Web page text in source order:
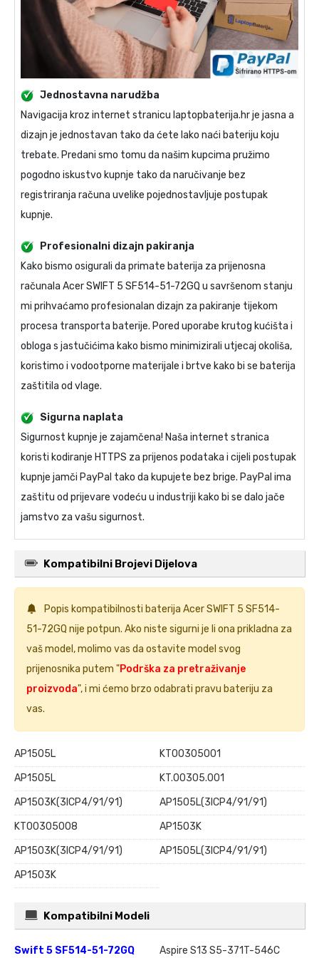
Jednostavna narudžba
Navigacija kroz internet stranicu laptopbaterija.hr je jasna a
dizajn je jednostavan tako da ćete lako naći bateriju koju
trebate. Predani smo tomu da našim kupcima pružimo
pogodno iskustvo kupnje tako da naručivanje bez
registriranja računa uvelike pojednostavljuje postupak
kupnje.
Profesionalni dizajn pakiranja
Kako bismo osigurali da primate baterija za prijenosna
računala Acer SWIFT 5 SF514-51-72GQ u savršenom stanju
mi prihvaćamo profesionalan dizajn za pakiranje tijekom
procesa transporta baterije. Pored uporabe krutog kućišta i
obloga s jastučićima kako bismo minimizirali utjecaj okoliša,
koristimo i vodootporne materijale i brtve kako bi se baterija
zaštitila od vlage.
Sigurna naplata
Sigurnost kupnje je zajamčena! Naša internet stranica
koristi kodiranje HTTPS za prijenos podataka i cijeli postupak
kupnje jamči PayPal tako da kupujete bez brige. PayPal ima
zaštitu od prijevare vodeću u industriji kako bi se dalo jače
jamstvo za vašu sigurnost.
Kompatibilni Brojevi Dijelova
Popis kompatibilnosti baterija Acer SWIFT 5 SF514-
51-72GQ nije potpun. Ako niste sigurni je li ona prikladna za
vaš model, molimo vas da ostavite model svog
prijenosnika putem "Podrška za pretraživanje
proizvoda", i mi ćemo brzo odabrati pravu bateriju za
vas.
AP1505L
KT00305001
AP15O5L
KT.00305.001
AP15O3K(3ICP4/91/91)
AP1505L(3ICP4/91/91)
KT00305008
AP15O3K
AP1503K(3ICP4/91/91)
AP15O5L(3ICP4/91/91)
AP1503K
Kompatibilni Modeli
Swift 5 SF514-51-72GQ
Aspire S13 S5-371T-546C